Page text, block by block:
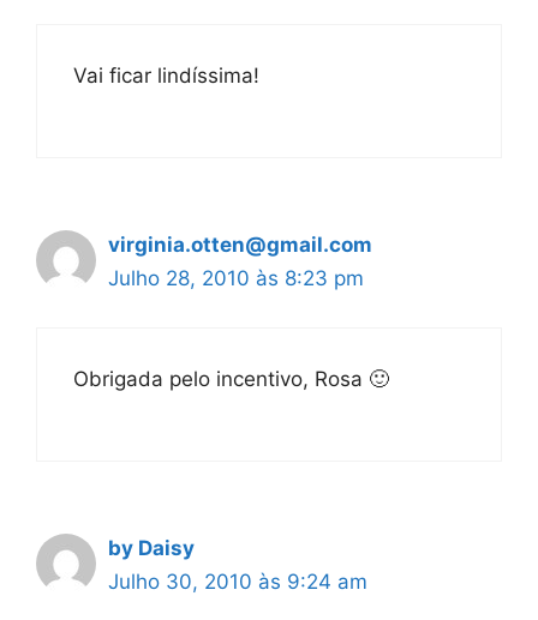
Vai ficar lindíssima!
virginia.otten@gmail.com
Julho 28, 2010 às 8:23 pm
Obrigada pelo incentivo, Rosa 🙂
by Daisy
Julho 30, 2010 às 9:24 am